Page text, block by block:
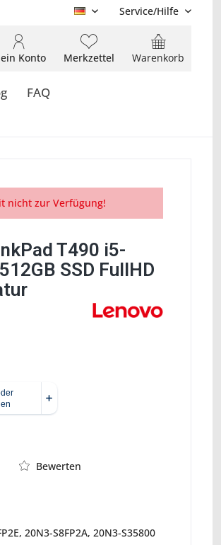
DE Service/Hilfe
Warenkorb
Merkzettel
Konto
FAQ
nicht zur Verfügung!
T490 i5-
SSD FullHD
Bewerten
20N3-S8FP2A, 20N3-S35800